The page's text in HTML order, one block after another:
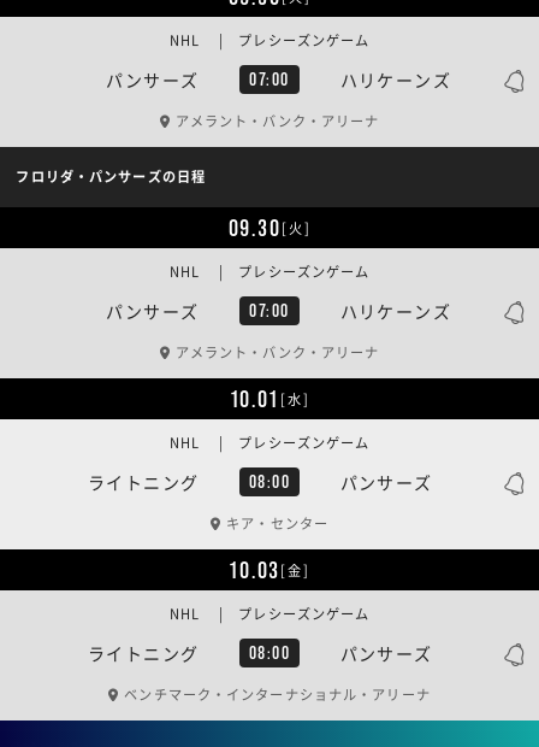
パンサーズ 07:00 ハリケーンズ
NHL | プレシーズンゲーム
アメラント・バンク・アリーナ
フロリダ・パンサーズの日程
09.30[火]
パンサーズ 07:00 ハリケーンズ
NHL | プレシーズンゲーム
アメラント・バンク・アリーナ
10.01 [水]
ライトニング 08:00 パンサーズ
NHL | プレシーズンゲーム
キア・センター
10.03[金]
ライトニング 08:00 パンサーズ
NHL | プレシーズンゲーム
ベンチマーク・インターナショナル・アリーナ